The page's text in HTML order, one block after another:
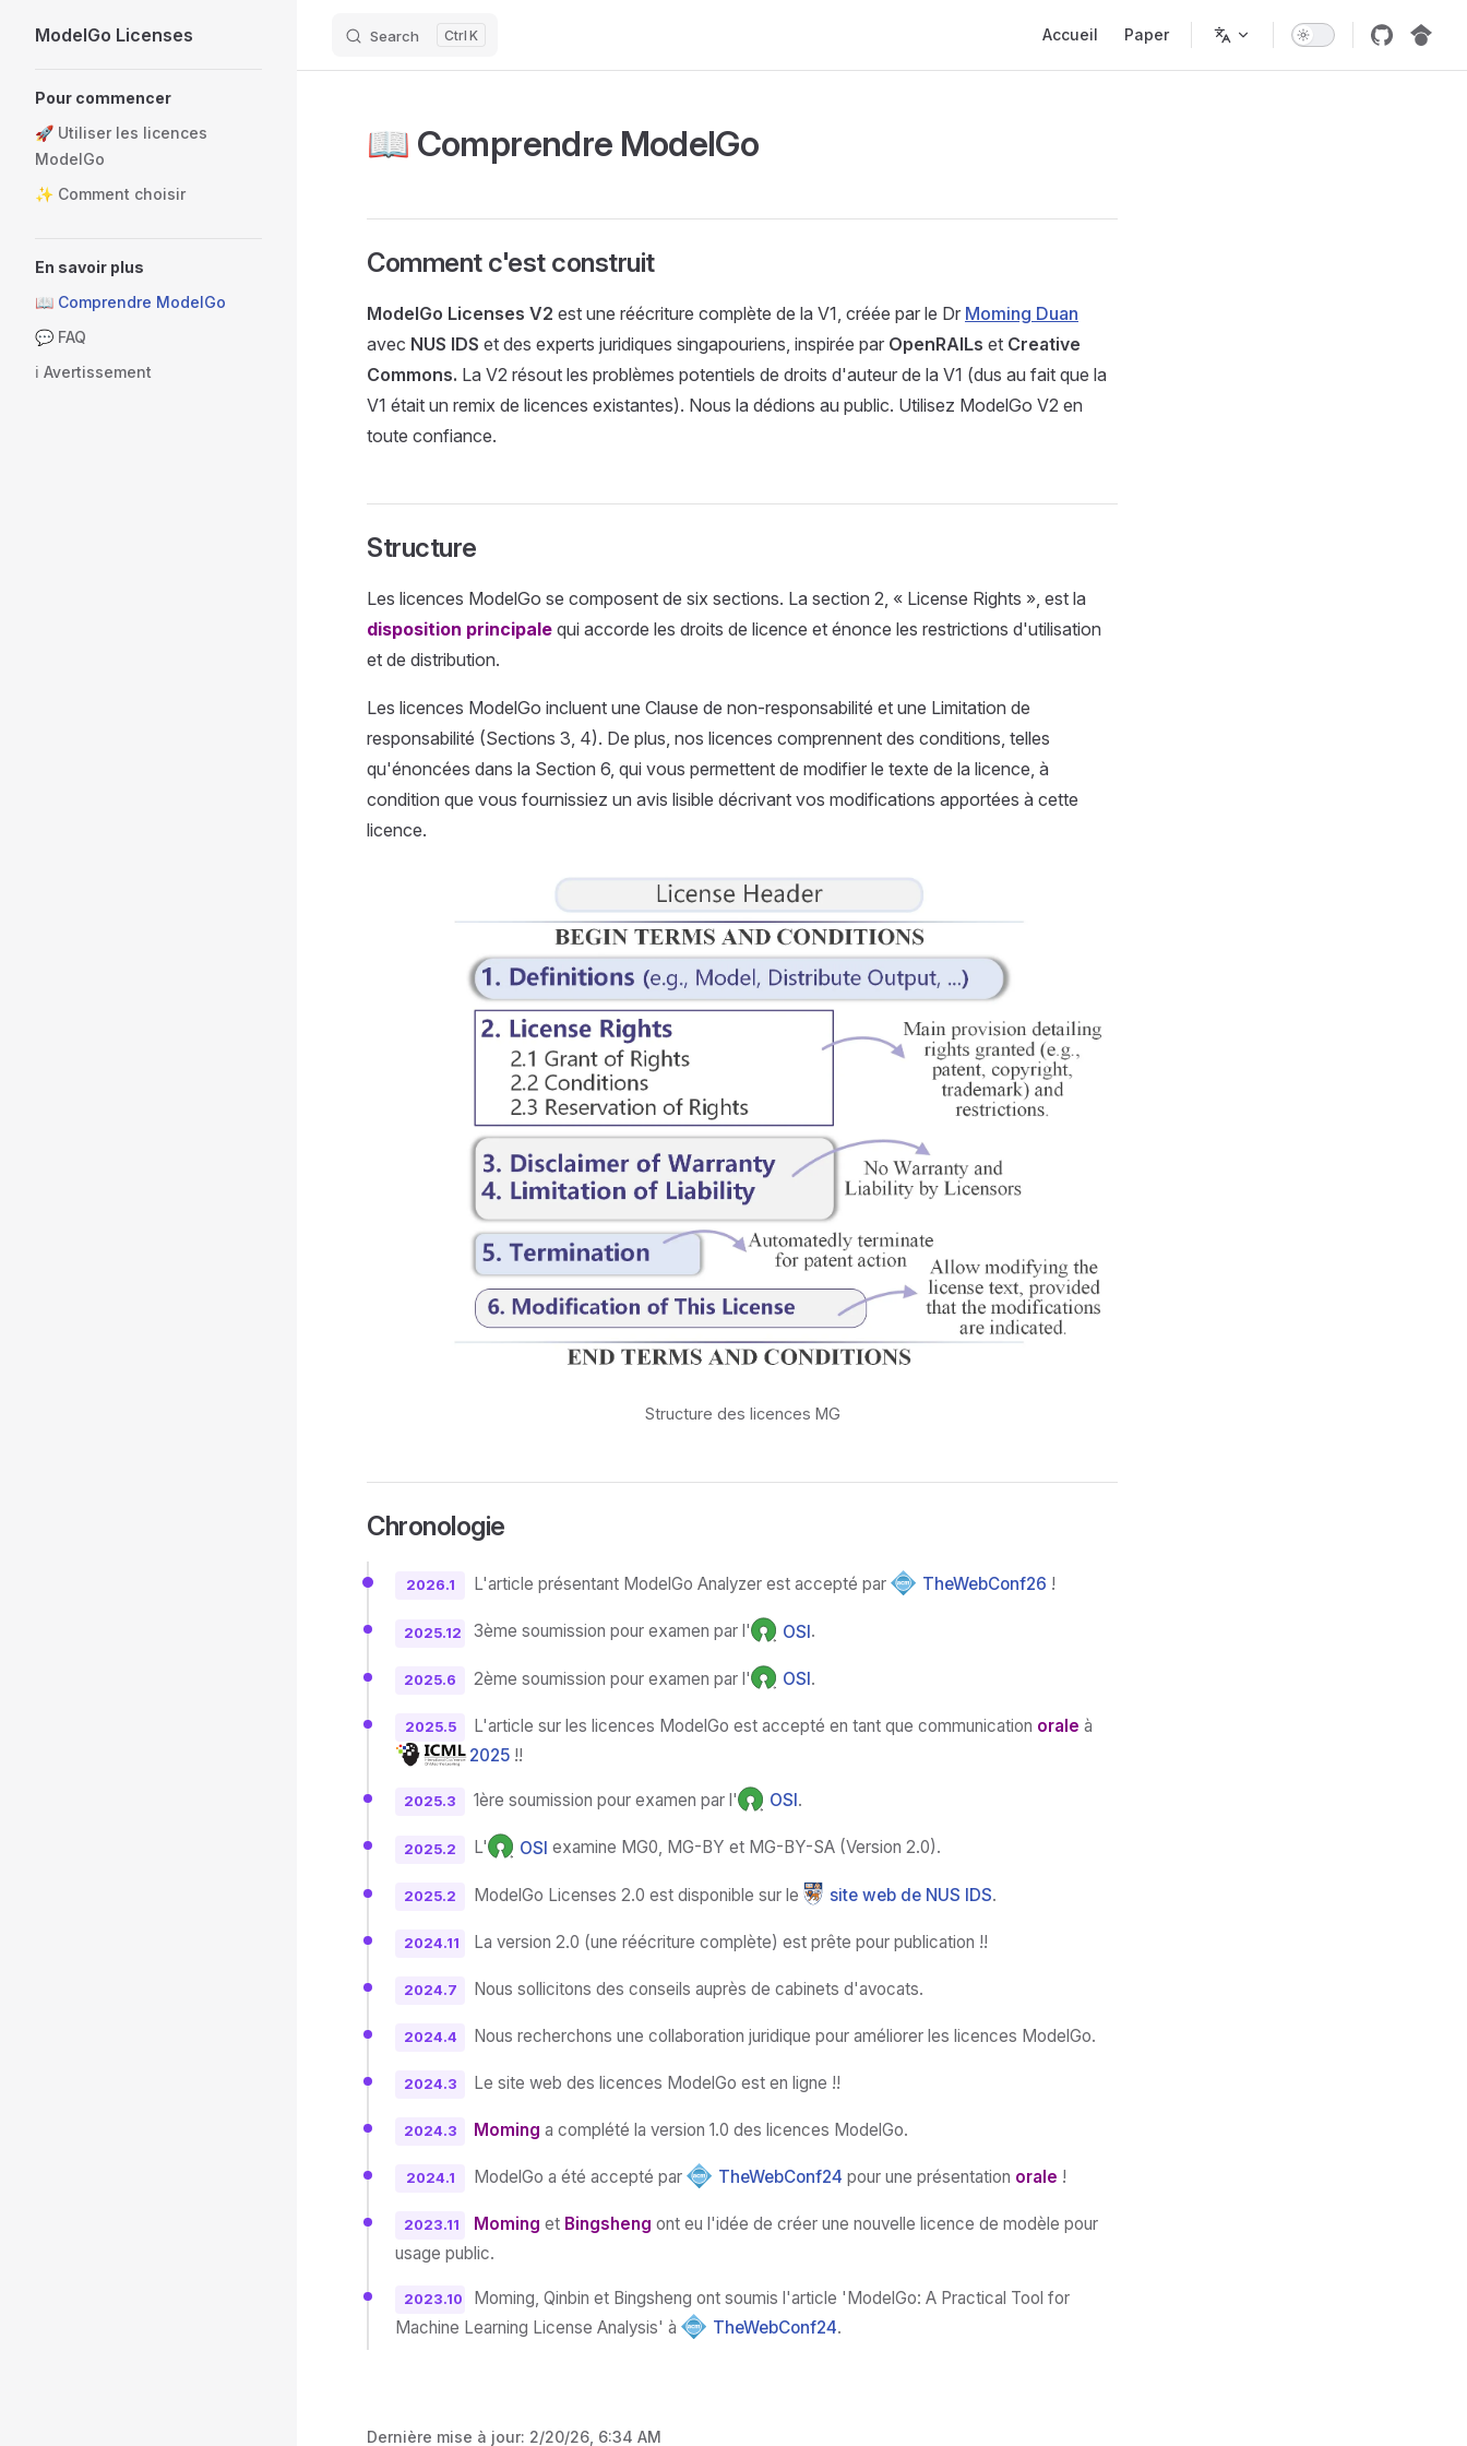
Skip to content
ModelGo Licenses Search K Accueil Paper
Pour commencer
🚀 Utiliser les licences
ModelGo
✨ Comment choisir
En savoir plus
📖 Comprendre ModelGo
💬 FAQ
ℹ️ Avertissement
📖 Comprendre ModelGo
Comment c'est construit
ModelGo Licenses V2 est une réécriture complète de la V1, créée par le Dr Moming Duan
avec NUS IDS et des experts juridiques singapouriens, inspirée par OpenRAILs et Creative
Commons. La V2 résout les problèmes potentiels de droits d'auteur de la V1 (dus au fait que la
V1 était un remix de licences existantes). Nous la dédions au public. Utilisez ModelGo V2 en
toute confiance.
Structure
Les licences ModelGo se composent de six sections. La section 2, « License Rights », est la
disposition principale qui accorde les droits de licence et énonce les restrictions d'utilisation
et de distribution.
Les licences ModelGo incluent une Clause de non-responsabilité et une Limitation de
responsabilité (Sections 3, 4). De plus, nos licences comprennent des conditions, telles
qu'énoncées dans la Section 6, qui vous permettent de modifier le texte de la licence, à
condition que vous fournissiez un avis lisible décrivant vos modifications apportées à cette
licence.
Structure des licences MG
Chronologie
2026.1 L'article présentant ModelGo Analyzer est accepté par TheWebConf26 !
2025.12 3ème soumission pour examen par l' OSI.
2025.6 2ème soumission pour examen par l' OSI.
2025.5 L'article sur les licences ModelGo est accepté en tant que communication orale à
2025!!
2025.3 1ère soumission pour examen par l' OSI .
2025.2 L' OSI examine MG0, MG-BY et MG-BY-SA (Version 2.0).
2025.2 ModelGo Licenses 2.0 est disponible sur le site web de NUS IDS.
2024.11 La version 2.0 (une réécriture complète) est prête pour publication !!
2024.7 Nous sollicitons des conseils auprès de cabinets d'avocats.
2024.4 Nous recherchons une collaboration juridique pour améliorer les licences ModelGo.
2024.3 Le site web des licences ModelGo est en ligne !!
2024.3 Moming a complété la version 1.0 des licences ModelGo.
2024.1 ModelGo a été accepté par TheWebConf24 pour une présentation orale !
2023.11 Moming et Bingsheng ont eu l'idée de créer une nouvelle licence de modèle pour
usage public.
2023.10
Moming, Qinbin et Bingsheng ont soumis l'article 'ModelGo: A Practical Tool for
Machine Learning License Analysis' à
TheWebConf24.
Dernière mise à jour: 2/20/26, 6:34 AM